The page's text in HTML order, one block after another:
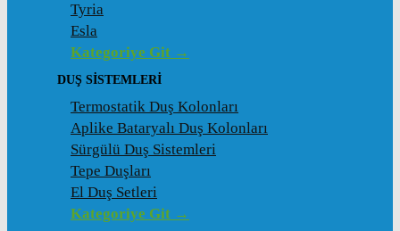
Tyria
Esla
Kategoriye Git →
DUŞ SISTEMLERI
Termostatik Duş Kolonları
Aplike Bataryalı Duş Kolonları
Sürgülü Duş Sistemleri
Tepe Duşları
El Duş Setleri
Kategoriye Git →